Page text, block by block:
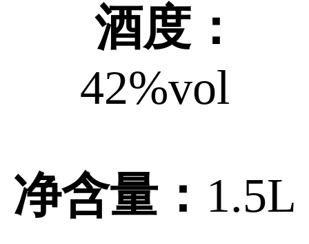
酒度：
42%vol
净含量： 1.5L